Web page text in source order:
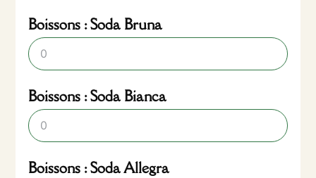
Boissons : Soda Bruna
Boissons : Soda Bianca
Boissons : Soda Allegra